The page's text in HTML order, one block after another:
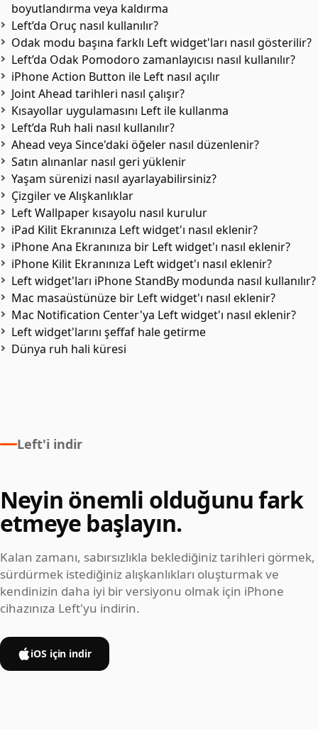
boyutlandırma veya kaldırma
Left’da Oruç nasıl kullanılır?
Odak modu başına farklı Left widget'ları nasıl gösterilir?
Left’da Odak Pomodoro zamanlayıcısı nasıl kullanılır?
iPhone Action Button ile Left nasıl açılır
Joint Ahead tarihleri nasıl çalışır?
Kısayollar uygulamasını Left ile kullanma
Left’da Ruh hali nasıl kullanılır?
Ahead veya Since'daki öğeler nasıl düzenlenir?
Satın alınanlar nasıl geri yüklenir
Yaşam sürenizi nasıl ayarlayabilirsiniz?
Çizgiler ve Alışkanlıklar
Left Wallpaper kısayolu nasıl kurulur
iPad Kilit Ekranınıza Left widget'ı nasıl eklenir?
iPhone Ana Ekranınıza bir Left widget'ı nasıl eklenir?
iPhone Kilit Ekranınıza Left widget'ı nasıl eklenir?
Left widget'ları iPhone StandBy modunda nasıl kullanılır?
Mac masaüstünüze bir Left widget'ı nasıl eklenir?
Mac Notification Center'ya Left widget'ı nasıl eklenir?
Left widget'larını şeffaf hale getirme
Dünya ruh hali küresi
Left'i indir
Neyin önemli olduğunu fark
etmeye başlayın.
Kalan zamanı, sabırsızlıkla beklediğiniz tarihleri görmek,
sürdürmek istediğiniz alışkanlıkları oluşturmak ve
kendinizin daha iyi bir versiyonu olmak için iPhone
cihazınıza Left'yu indirin.
iOS için indir